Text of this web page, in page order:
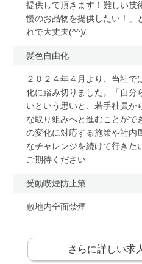
提供して頂きます！難しい技
慢のお品物を提供したい！」
れで大丈夫(^^)/
髪色自由化
２０２４年４月より、当社で
化に踏み切りました。「自分
いという思いと、若手社員か
な取り組みへと進むことがで
の変化に対応する施策や社内
なチャレンジを続けて行きた
ご期待ください
受動喫煙防止策
敷地内全面禁煙
さらに詳しい求